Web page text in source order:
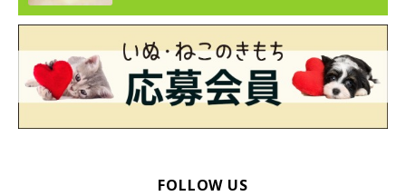
FOLLOW US